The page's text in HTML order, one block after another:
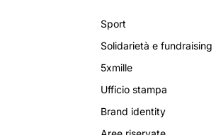
Sport
Solidarietà e fundraising
5xmille
Ufficio stampa
Brand identity